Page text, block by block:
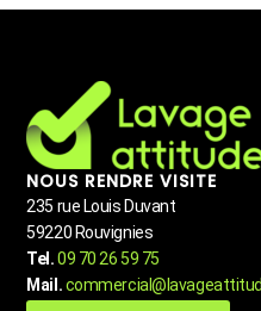
NOUS RENDRE VISITE
235 rue Louis Duvant
59220 Rouvignies
Tel.09 70 26 59 75
Mail.